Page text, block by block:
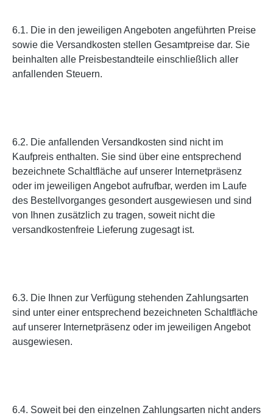
6.1. Die in den jeweiligen Angeboten angeführten Preise
sowie die Versandkosten stellen Gesamtpreise dar. Sie
beinhalten alle Preisbestandteile einschließlich aller
anfallenden Steuern.
6.2. Die anfallenden Versandkosten sind nicht im
Kaufpreis enthalten. Sie sind über eine entsprechend
bezeichnete Schaltfläche auf unserer Internetpräsenz
oder im jeweiligen Angebot aufrufbar, werden im Laufe
des Bestellvorganges gesondert ausgewiesen und sind
von Ihnen zusätzlich zu tragen, soweit nicht die
versandkostenfreie Lieferung zugesagt ist.
6.3. Die Ihnen zur Verfügung stehenden Zahlungsarten
sind unter einer entsprechend bezeichneten Schaltfläche
auf unserer Internetpräsenz oder im jeweiligen Angebot
ausgewiesen.
6.4. Soweit bei den einzelnen Zahlungsarten nicht anders